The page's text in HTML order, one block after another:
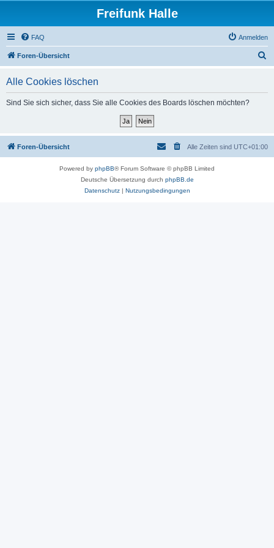
Freifunk Halle
FAQ Anmelden
Foren-Übersicht
Alle Cookies löschen
Sind Sie sich sicher, dass Sie alle Cookies des Boards löschen möchten?
Foren-Übersicht Alle Zeiten sind UTC+01:00
Powered by phpBB® Forum Software © phpBB Limited
Deutsche Übersetzung durch phpBB.de
Datenschutz| Nutzungsbedingungen